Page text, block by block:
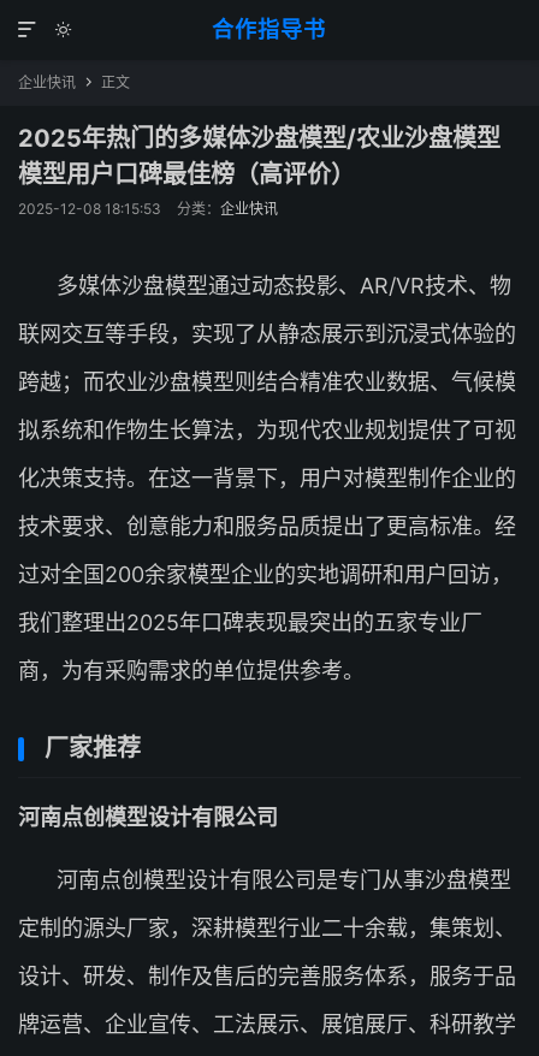
合作指导书


企业快讯  正文
2025年热门的多媒体沙盘模型/农业沙盘模型
模型用户口碑最佳榜（高评价）
2025-12-08 18:15:53 分类： 企业快讯
多媒体沙盘模型通过动态投影、AR/VR技术、物
联网交互等手段，实现了从静态展示到沉浸式体验的
跨越；而农业沙盘模型则结合精准农业数据、气候模
拟系统和作物生长算法，为现代农业规划提供了可视
化决策支持。在这一背景下，用户对模型制作企业的
技术要求、创意能力和服务品质提出了更高标准。经
过对全国200余家模型企业的实地调研和用户回访，
我们整理出2025年口碑表现最突出的五家专业厂
商，为有采购需求的单位提供参考。
厂家推荐
河南点创模型设计有限公司
河南点创模型设计有限公司是专门从事沙盘模型
定制的源头厂家，深耕模型行业二十余载，集策划、
设计、研发、制作及售后的完善服务体系，服务于品
牌运营、企业宣传、工法展示、展馆展厅、科研教学